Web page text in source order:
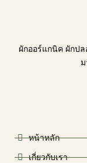
ผักออร์แกนิค ผักป
หน้าหลัก
เกี่ยวกับเรา